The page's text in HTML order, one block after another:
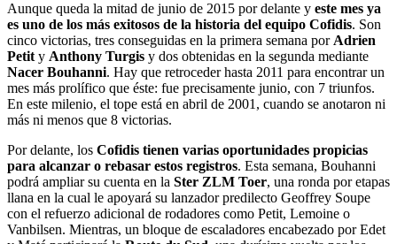
Aunque queda la mitad de junio de 2015 por delante y este mes ya
es uno de los más exitosos de la historia del equipo Cofidis. Son
cinco victorias, tres conseguidas en la primera semana por Adrien
Petit y Anthony Turgis y dos obtenidas en la segunda mediante
Nacer Bouhanni. Hay que retroceder hasta 2011 para encontrar un
mes más prolífico que éste: fue precisamente junio, con 7 triunfos.
En este milenio, el tope está en abril de 2001, cuando se anotaron ni
más ni menos que 8 victorias.
Por delante, los Cofidis tienen varias oportunidades propicias
para alcanzar o rebasar estos registros. Esta semana, Bouhanni
podrá ampliar su cuenta en la Ster ZLM Toer, una ronda por etapas
llana en la cual le apoyará su lanzador predilecto Geoffrey Soupe
con el refuerzo adicional de rodadores como Petit, Lemoine o
Vanbilsen. Mientras, un bloque de escaladores encabezado por Edet